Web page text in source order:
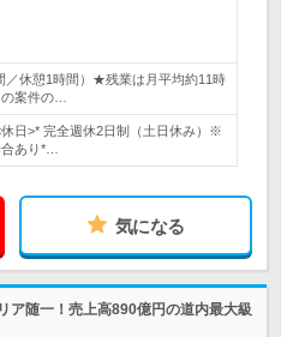
／休憩1時間）★残業は月平均約11時
案件の…
日>* 完全週休2日制（土日休み）※
あり*…
気になる
ア随一！売上高890億円の道内最大級